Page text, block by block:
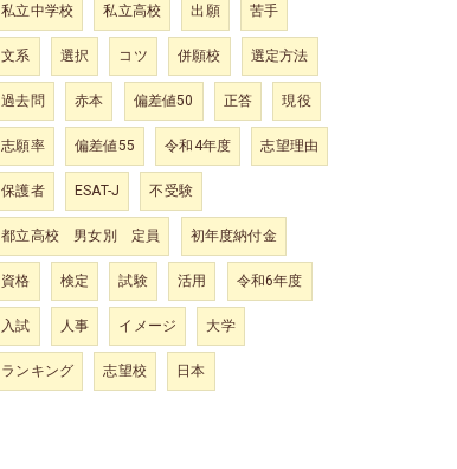
私立中学校 私立高校 出願 苦手
文系 選択 コツ 併願校 選定方法
過去問 赤本 偏差値50 正答 現役
志願率 偏差値55 令和4年度 志望理由
保護者 ESAT-J 不受験
都立高校 男女別 定員 初年度納付金
資格 検定 試験 活用 令和6年度
入試 人事 イメージ 大学
ランキング 志望校 日本